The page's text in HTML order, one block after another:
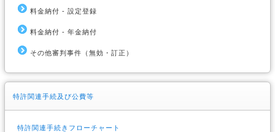
料金納付 - 設定登録
料金納付 - 年金納付
その他審判事件（無効・訂正）
特許関連手続及び公費等
特許関連手続きフローチャート